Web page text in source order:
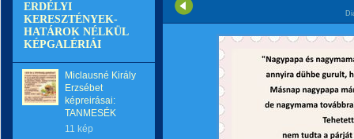
ERDÉLYI
KERESZTÉNYEK-
HATÁROK NÉLKÜL
KÉPGALÉRIÁI
Miclausné Király
Erzsébet
képreirásai:
TANMESÉK
11 kép